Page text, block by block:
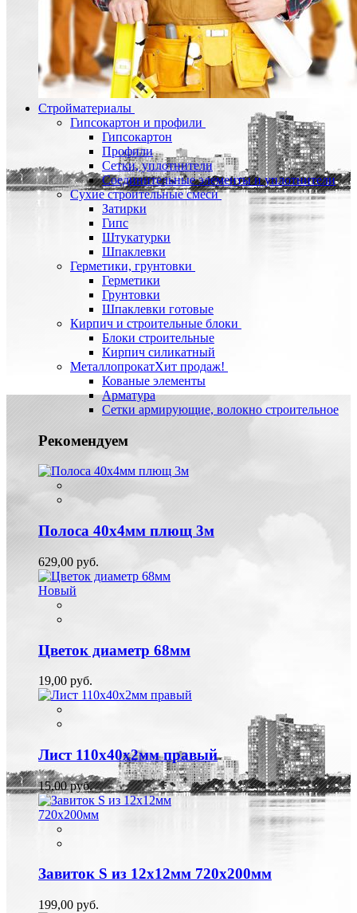
Стройматериалы
Гипсокартон и профили
Гипсокартон
Профили
Сетки, уплотнители
Соединительные элементы и уплотнители
Сухие строительные смеси
Затирки
Гипс
Штукатурки
Шпаклевки
Герметики, грунтовки
Герметики
Грунтовки
Шпаклевки готовые
Кирпич и строительные блоки
Блоки строительные
Кирпич силикатный
МеталлопрокатХит продаж!
Кованые элементы
Арматура
Сетки армирующие, волокно строительное
Рекомендуем
Полоса 40х4мм плющ 3м
629,00 руб.
Новый
Цветок диаметр 68мм
19,00 руб.
Лист 110х40х2мм правый
15,00 руб.
Завиток S из 12х12мм 720х200мм
199,00 руб.